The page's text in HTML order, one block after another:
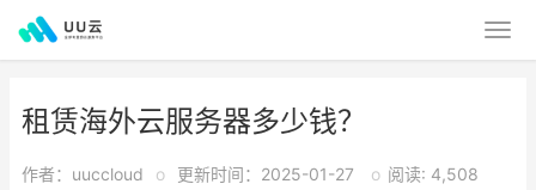
租赁海外云服务器多少钱？
作者：uuccloud o 更新时间：2025-01-27 o 阅读: 4,508